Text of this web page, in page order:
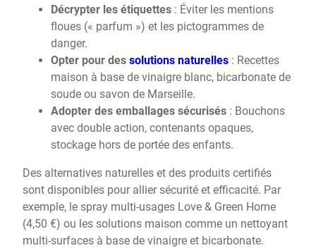
Décrypter les étiquettes : Éviter les mentions
floues (« parfum ») et les pictogrammes de
danger.
Opter pour des solutions naturelles : Recettes
maison à base de vinaigre blanc, bicarbonate de
soude ou savon de Marseille.
Adopter des emballages sécurisés : Bouchons
avec double action, contenants opaques,
stockage hors de portée des enfants.
Des alternatives naturelles et des produits certifiés
sont disponibles pour allier sécurité et efficacité. Par
exemple, le spray multi-usages Love & Green Home
(4,50 €) ou les solutions maison comme un nettoyant
multi-surfaces à base de vinaigre et bicarbonate.